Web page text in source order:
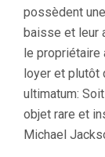
possèdent
baisse et leur
le propriétaire
loyer et plutôt
ultimatum:
objet rare et
Michael